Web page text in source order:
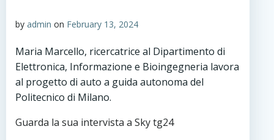
by admin on February 13, 2024
Maria Marcello, ricercatrice al Dipartimento di
Elettronica, Informazione e Bioingegneria lavora
al progetto di auto a guida autonoma del
Politecnico di Milano.
Guarda la sua intervista a Sky tg24